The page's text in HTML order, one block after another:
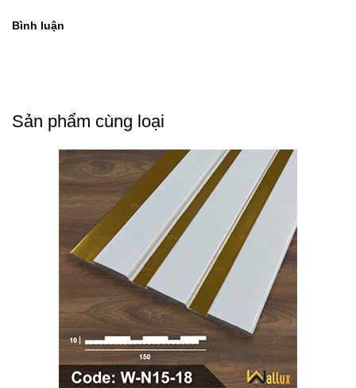
Bình luận
Sản phẩm cùng loại